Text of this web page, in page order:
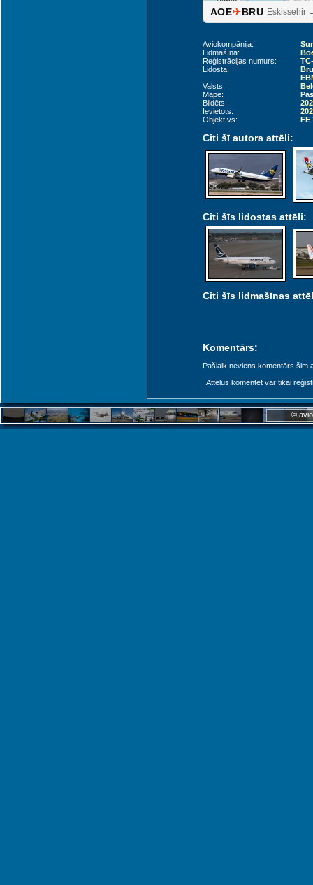
AOE✈BRU Eskissehir
Aviokompānija:
Lidmašīna:
Reģistrācijas numurs:
Lidosta:
Valsts:
Mape:
Bildēts:
Ievietots:
Objektīvs:
FE
Citi šī autora attēli:
Citi šīs lidostas attēli:
Citi šīs lidmašīnas
Komentārs:
Pašlaik neviens komentārs šim
Attēlus komentēt var tikai
©